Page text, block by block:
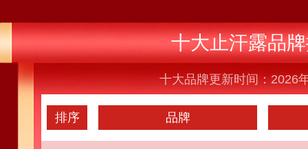
十大止汗露品
十大品牌更新时间：2026
排序 品牌